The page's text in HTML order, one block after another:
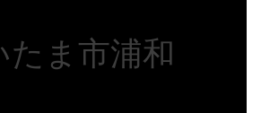
たま市浦和